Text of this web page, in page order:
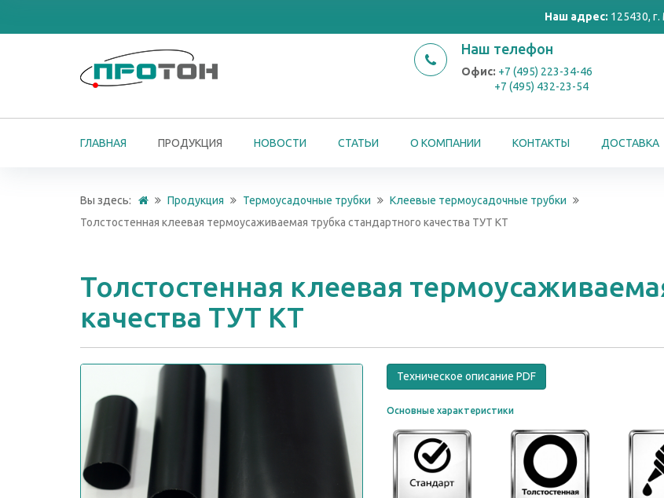
Наш адрес: 125430,
Наш телефон
Офис: +7 (495) 223-34-46
+7 (495) 432-23-54
ГЛАВНАЯ ПРОДУКЦИЯ НОВОСТИ СТАТЬИ О КОМПАНИИ КОНТАКТЫ ДОСТАВКА
Вы здесь: Продукция Термоусадочные трубки
Клеевые термоусадочные трубки
Толстостенная клеевая термоусаживаемая трубка стандартного качества ТУТ КТ
Толстостенная клеевая
качества ТУТ КТ
Техническое описание PDF
Основные характеристики